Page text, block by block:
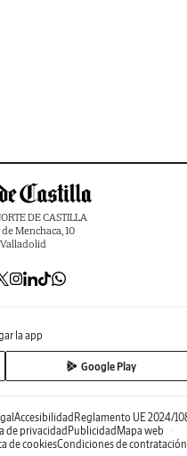
DE CASTILLA
Menchaca, 10
la app
Google Play
Accesibilidad Reglamento UE 2024/
de privacidad Publicidad Mapa web
de cookiesCondiciones de contratación